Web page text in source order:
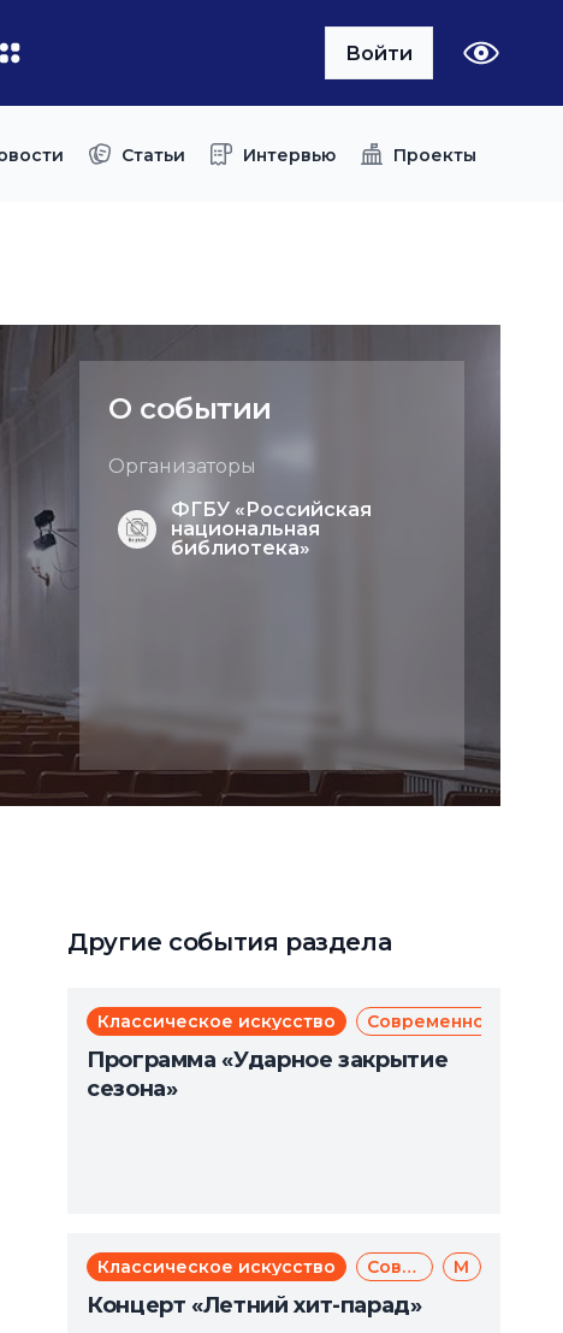
Войти
Статьи Интервью Проекты
О событии
Организаторы
ФГБУ «Российская
национальная
библиотека»
Другие события раздела
Классическое искусство Современное
Программа «Ударное закрытие
сезона»
Классическое искусство Современное искусство Музыка
Концерт «Летний хит-парад»